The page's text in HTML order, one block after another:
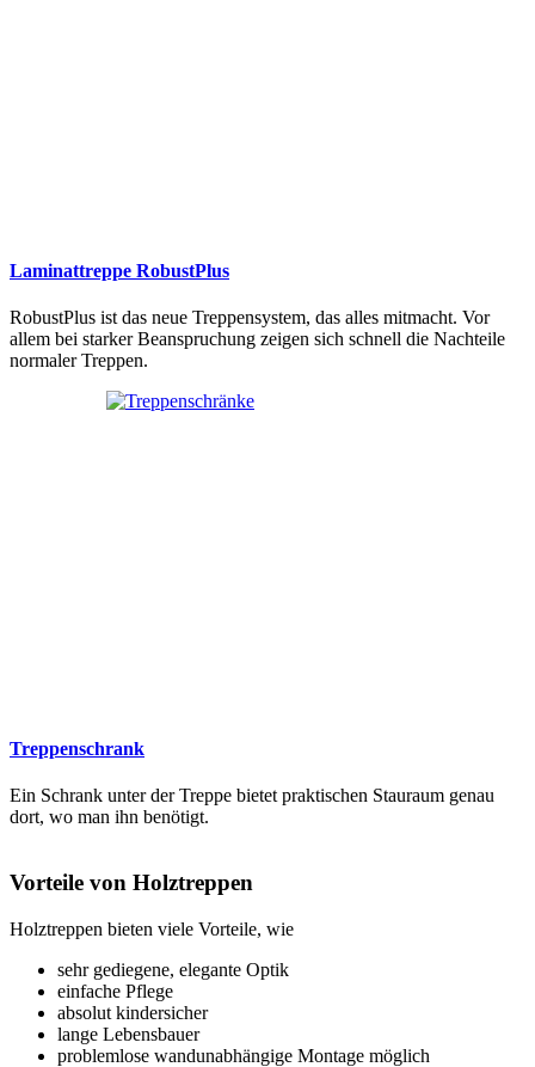
Laminattreppe RobustPlus
RobustPlus ist das neue Treppensystem, das alles mitmacht. Vor
allem bei starker Beanspruchung zeigen sich schnell die Nachteile
normaler Treppen.
Treppenschrank
Ein Schrank unter der Treppe bietet praktischen Stauraum genau
dort, wo man ihn benötigt.
Vorteile von Holztreppen
Holztreppen bieten viele Vorteile, wie
sehr gediegene, elegante Optik
einfache Pflege
absolut kindersicher
lange Lebensbauer
problemlose wandunabhängige Montage möglich